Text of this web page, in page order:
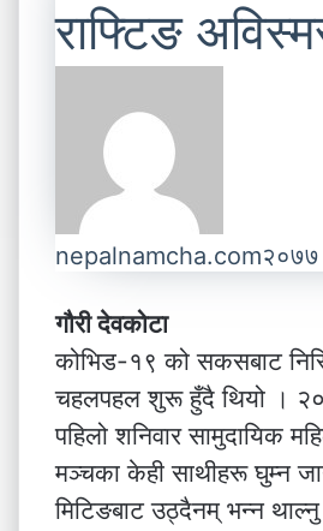
राफ्टिङ
nepalnamcha.com२०७७
गौरी देवकोटा
कोभिड-१९ को सकसबाट
चहलपहल शुरू हुँदै थियो ।
पहिलो शनिवार सामुदायिक
मञ्चका केही साथीहरू घुम्न
मिटिङबाट उठ्दैनम् भन्न